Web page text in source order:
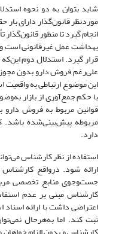
شاید بتوان به دو نحوه
موردنظر قانون‌گذار دارای
انجام گیرد تا منظور
بهداشت عمل غیرقانونی است
قرار گیرد. استدلال دوم
علی‌رغم فروش دارو بدون
این موضوع ارتباطی به
با حکم جمع‌آوری از بازار
قوانین مربوط به فروش
مربوطه پیش‌بینی‌شده باشد.
دارد.
استفاده از نظر کارشناس
ارائه ‌شود. درواقع کارشناس
جست‌وجوی منابع تخصصی
کارشناس مبنی بر عدم
اعتراضی داشت با ارائه
ثبت کند. اما به‌هرحال